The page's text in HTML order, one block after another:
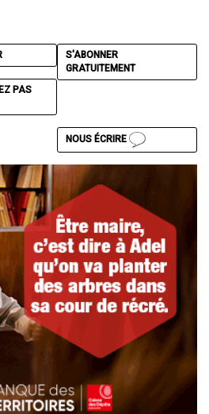
S'ABONNER
GRATUITEMENT
PAS
NOUS ÉCRIRE